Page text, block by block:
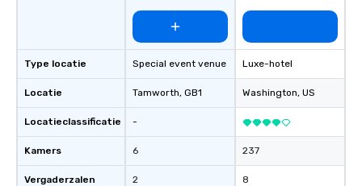
Type locatie
Locatie
Locatieclassificatie
Kamers
Vergaderzalen
Special event venue
Tamworth, GB1
-
6
2
Luxe-hotel
Washington, US
237
8